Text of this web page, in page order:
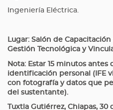
Ingeniería Eléctrica.
Lugar: Salón de
Gestión Tecnológica y
Nota: Estar 15 minutos
identificación personal (IFE
con fotografía y datos que
del sustentante).
Tuxtla Gutiérrez, Chiapas, 30